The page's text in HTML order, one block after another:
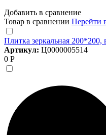
Добавить в сравнение
Товар в сравнении Перейти
Плитка зеркальная 200*200,
Артикул: Ц0000005514
0 Р